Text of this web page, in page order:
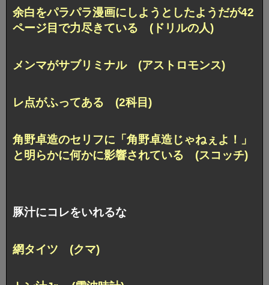
余白をパラパラ漫画にしようとしたようだが42
ページ目で力尽きている (ドリルの人)
メンマがサブリミナル (アストロモンス)
レ点がふってある (2科目)
角野卓造のセリフに「角野卓造じゃねぇよ！」
と明らかに何かに影響されている (スコッチ)
豚汁にコレをいれるな
網タイツ (クマ)